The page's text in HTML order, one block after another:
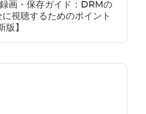
画・保存ガイド：DRMの
視聴するためのポイント
版】